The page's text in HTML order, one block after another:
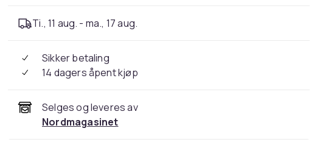
Ti., 11 aug. - ma., 17 aug.
Sikker betaling
14 dagers åpent kjøp
Selges og leveres av
Nordmagasinet